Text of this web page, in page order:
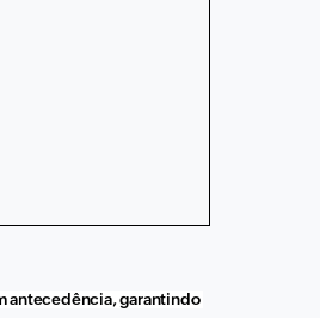
antecedência, garantindo